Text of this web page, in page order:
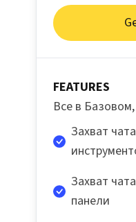
FEATURES
Все в
Захват
Захват
панели